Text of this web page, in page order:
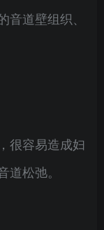
道壁组织、
很容易造成妇
松弛。